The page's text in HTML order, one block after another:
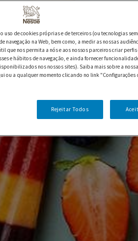
de cookies próprias e de terceiros (ou tecnologias
navegação na Web, bem como, a medir as nossas
que nos permita a nós e aos nossos parceiros criar perfis
e hábitos de navegação, e ainda fornecer
nos nossos sites). Saiba mais sobre a
ou a qualquer momento clicando no link "Configurações
Rejeitar Todos